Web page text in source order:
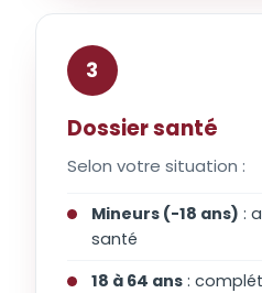
3
Dossier santé
Selon votre situation :
Mineurs (-18 ans) :
santé
18 à 64 ans: